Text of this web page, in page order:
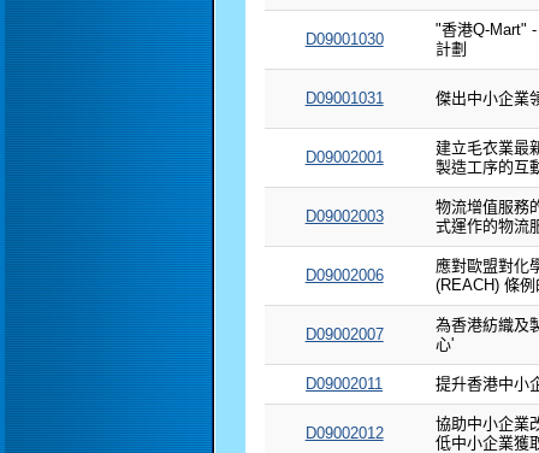
D09001030
"香港Q-Mart"
計劃
D09001031 傑出中小企業
D09002001
建立毛衣業最
製造工序的互
D09002003
物流增值服務
式運作的物流
D09002006
應對歐盟對化
(REACH) 條
D09002007
為香港紡織及
心'
D09002011 提升香港中小
D09002012
協助中小企業
低中小企業獲